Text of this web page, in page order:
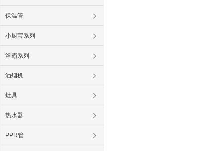
保温管
小厨宝系列
浴霸系列
油烟机
灶具
热水器
PPR管